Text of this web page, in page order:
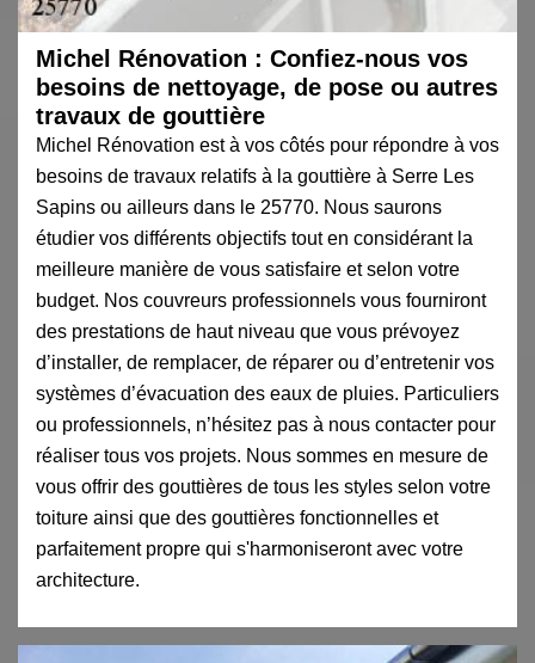
Michel Rénovation : Confiez-nous vos
besoins de nettoyage, de pose ou autres
travaux de gouttière
Michel Rénovation est à vos côtés pour répondre à vos
besoins de travaux relatifs à la gouttière à Serre Les
Sapins ou ailleurs dans le 25770. Nous saurons
étudier vos différents objectifs tout en considérant la
meilleure manière de vous satisfaire et selon votre
budget. Nos couvreurs professionnels vous fourniront
des prestations de haut niveau que vous prévoyez
d’installer, de remplacer, de réparer ou d’entretenir vos
systèmes d’évacuation des eaux de pluies. Particuliers
ou professionnels, n’hésitez pas à nous contacter pour
réaliser tous vos projets. Nous sommes en mesure de
vous offrir des gouttières de tous les styles selon votre
toiture ainsi que des gouttières fonctionnelles et
parfaitement propre qui s'harmoniseront avec votre
architecture.